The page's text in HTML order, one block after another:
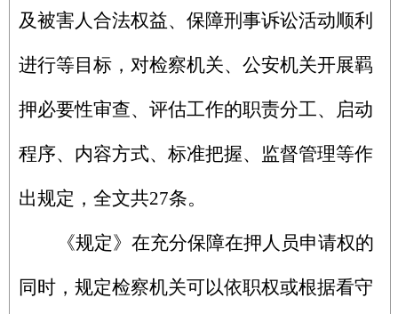
及被害人合法权益、保障刑事诉讼活动顺利
进行等目标，对检察机关、公安机关开展羁
押必要性审查、评估工作的职责分工、启动
程序、内容方式、标准把握、监督管理等作
出规定，全文共27条。
《规定》在充分保障在押人员申请权的
同时，规定检察机关可以依职权或根据看守